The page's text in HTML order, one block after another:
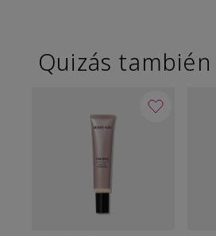
Quizás